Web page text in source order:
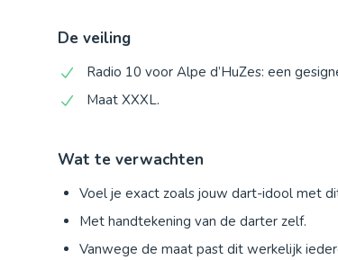
De veiling
Radio 10 voor Alpe d’HuZes: een
Maat XXXL.
Wat te verwachten
Voel je exact zoals jouw dart-idool met
Met handtekening van de darter zelf.
Vanwege de maat past dit werkelijk